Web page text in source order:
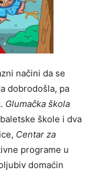
načini da se
dobrodošla, pa
Glumačka škola
škole i dva
Centar za
programe u
domaćin